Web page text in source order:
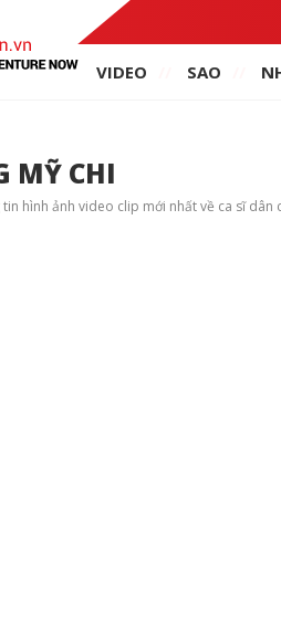
VIDEO SAO
MỸ CHI
tin hình ảnh video clip mới nhất về ca sĩ